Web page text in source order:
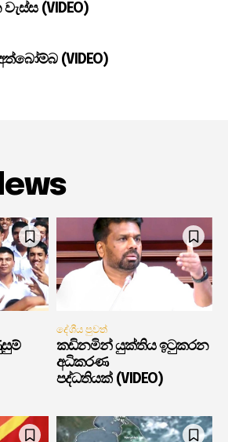
(VIDEO)
(VIDEO)
දේශීය පුවත්
කඩිනමින් යුක්තිය ඉටුකරන
අධිකරණ
පද්ධතියක් (VIDEO)